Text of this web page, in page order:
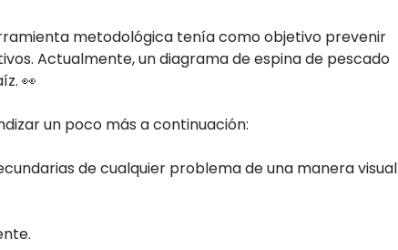
metodológica tenía como objetivo prevenir
Actualmente, un diagrama de espina de pescado
👀
un poco más a continuación:
de cualquier problema de una manera visual